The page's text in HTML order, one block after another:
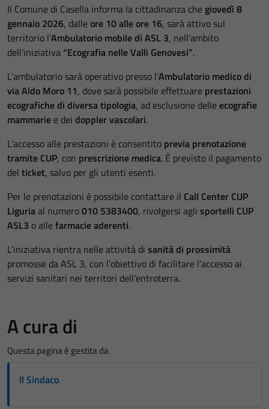
Il Comune di Casella informa la cittadinanza che giovedì 8
gennaio 2026, dalleore 10 alle ore 16, sarà attivo sul
territorio l’Ambulatorio mobile di ASL 3, nell’ambito
dell’iniziativa “Ecografia nelle Valli Genovesi”.
L’ambulatorio sarà operativo presso l’Ambulatorio medico di
via Aldo Moro 11, dove sarà possibile effettuare prestazioni
ecografiche di diversa tipologia, ad esclusione delleecografie
mammarie e dei doppler vascolari.
L’accesso alle prestazioni è consentito previa prenotazione
tramite CUP, con prescrizione medica. È previsto il pagamento
del ticket, salvo per gli utenti esenti.
Per le prenotazioni è possibile contattare il Call Center CUP
Liguriaal numero010 5383400, rivolgersi agli sportelli CUP
ASL3 o allefarmacie aderenti.
L’iniziativa rientra nelle attività di sanità di prossimità
promosse da ASL 3, con l’obiettivo di facilitare l’accesso ai
servizi sanitari nei territori dell'entroterra.
A cura di
Questa pagina è gestita da
Il Sindaco